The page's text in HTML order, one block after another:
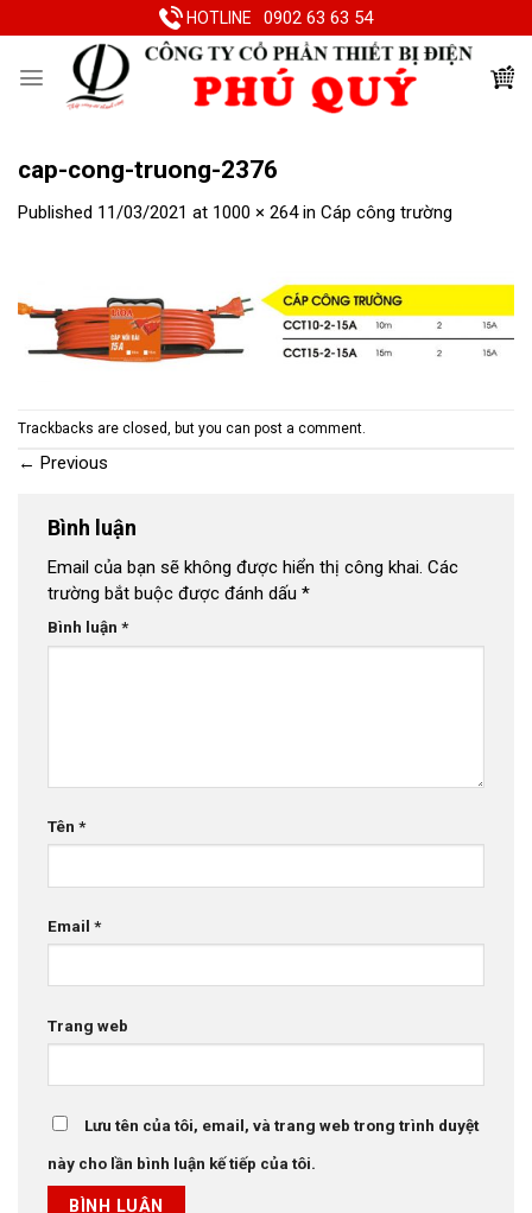
to
HOTLINE 0902 63 63 54
cap-cong-truong-2376
Published 11/03/2021 at 1000 × 264in Cáp công trường
Trackbacks are closed, but you can post a comment
← Previous
Bình luận
Email của bạn sẽ không được hiển thị công khai. Các
trường bắt buộc được đánh dấu *
Bình luận *
Tên *
Email *
Trang web
Lưu tên của tôi, email, và trang web trong trình duyệt
này cho lần bình luận kế tiếp của tôi.